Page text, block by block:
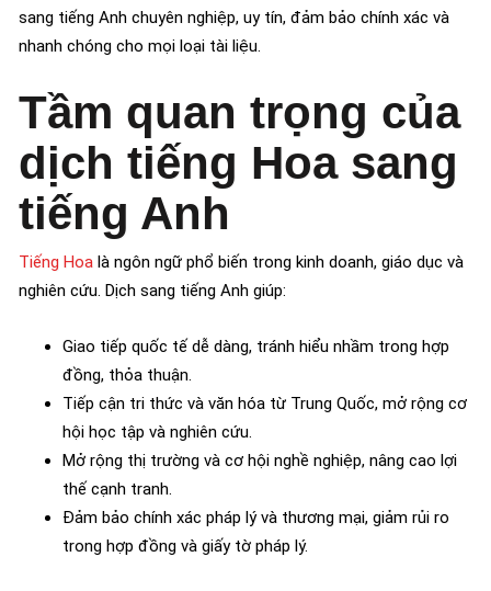
sang tiếng Anh chuyên nghiệp, uy tín, đảm bảo chính xác và
nhanh chóng cho mọi loại tài liệu.
Tầm quan trọng của
dịch tiếng Hoa sang
tiếng Anh
Tiếng Hoa là ngôn ngữ phổ biến trong kinh doanh, giáo dục và
nghiên cứu. Dịch sang tiếng Anh giúp:
Giao tiếp quốc tế dễ dàng, tránh hiểu nhầm trong hợp
đồng, thỏa thuận.
Tiếp cận tri thức và văn hóa từ Trung Quốc, mở rộng cơ
hội học tập và nghiên cứu.
Mở rộng thị trường và cơ hội nghề nghiệp, nâng cao lợi
thế cạnh tranh.
Đảm bảo chính xác pháp lý và thương mại, giảm rủi ro
trong hợp đồng và giấy tờ pháp lý.